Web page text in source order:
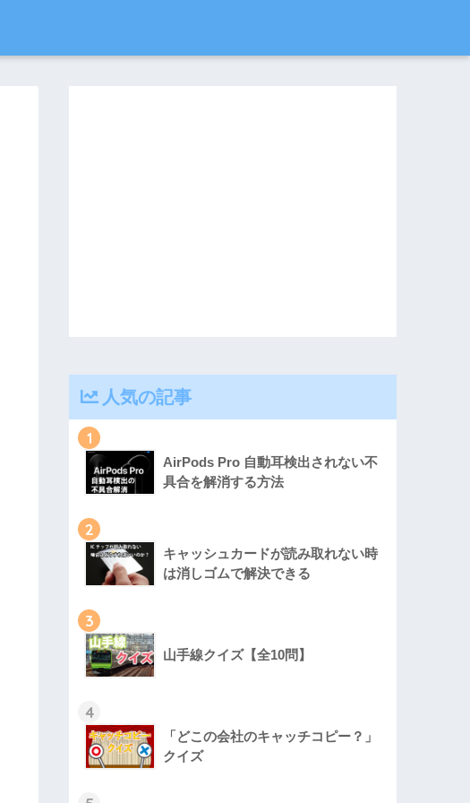
人気の記事
1
AirPods Pro 自動耳検出されない不
具合を解消する方法
2
キャッシュカードが読み取れない時
は消しゴムで解決できる
3
山手線クイズ【全10問】
4
「どこの会社のキャッチコピー？」
クイズ